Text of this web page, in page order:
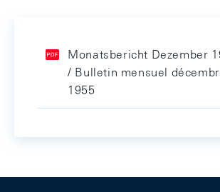
Monatsbericht Dezember
/ Bulletin mensuel
1955